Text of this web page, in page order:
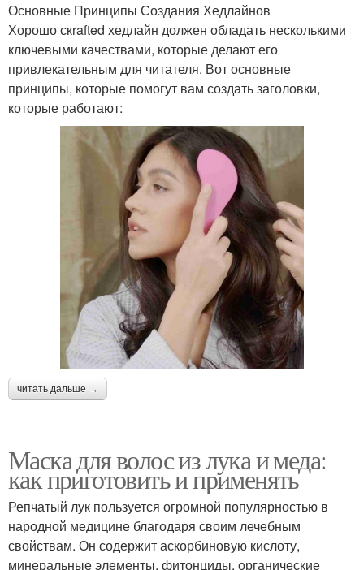
Основные Принципы Создания Хедлайнов
Хорошо скrafted хедлайн должен обладать несколькими
ключевыми качествами, которые делают его
привлекательным для читателя. Вот основные
принципы, которые помогут вам создать заголовки,
которые работают:
читать дальше →
Маска для волос из лука и меда:
как приготовить и применять
Репчатый лук пользуется огромной популярностью в
народной медицине благодаря своим лечебным
свойствам. Он содержит аскорбиновую кислоту,
минеральные элементы, фитонциды, органические